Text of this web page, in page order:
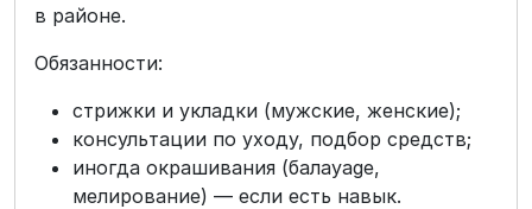
в районе.
Обязанности:
стрижки и укладки (мужские, женские);
консультации по уходу, подбор средств;
иногда окрашивания (балayage,
мелирование) — если есть навык.